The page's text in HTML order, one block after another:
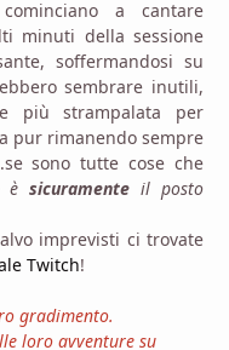
a cantare
minuti della sessione
soffermandosi su
sembrare inutili,
più strampalata per
pur rimanendo sempre
sono tutte cose che
èsicuramenteil posto
imprevisti ci trovate
Twitch!
gradimento.
loro avventure su